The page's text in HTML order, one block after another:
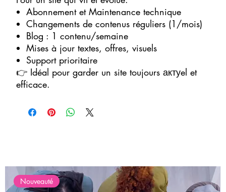
Nouveauté
Abonnement et Maintenance technique
Changements de contenus réguliers (1/mois)
Blog : 1 contenu/semaine
Mises à jour textes, offres, visuels
Support prioritaire
👉 Idéal pour garder un site toujours актуel et
efficace.